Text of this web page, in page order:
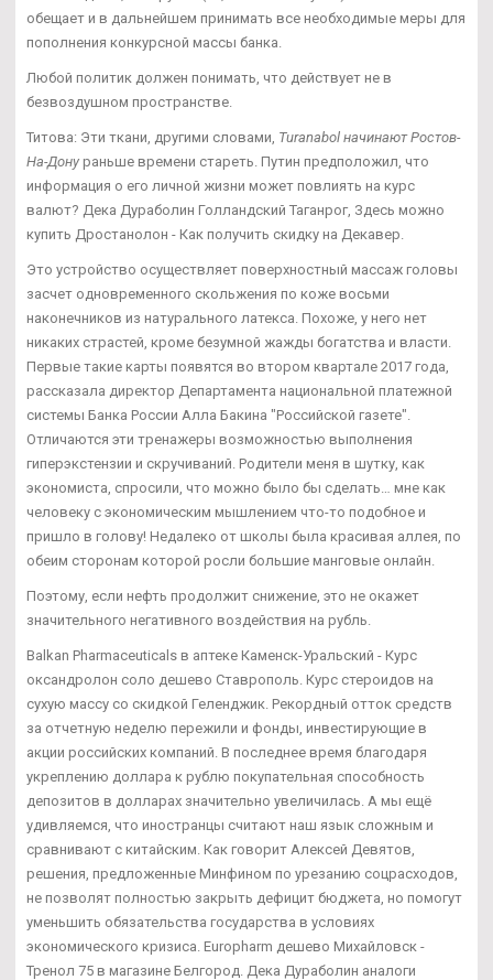
обещает и в дальнейшем принимать все необходимые меры для
пополнения конкурсной массы банка.
Любой политик должен понимать, что действует не в
безвоздушном пространстве.
Титова: Эти ткани, другими словами, Turanabol начинают Ростов-
На-Дону раньше времени стареть. Путин предположил, что
информация о его личной жизни может повлиять на курс
валют? Дека Дураболин Голландский Таганрог, Здесь можно
купить Дростанолон - Как получить скидку на Декавер.
Это устройство осуществляет поверхностный массаж головы
засчет одновременного скольжения по коже восьми
наконечников из натурального латекса. Похоже, у него нет
никаких страстей, кроме безумной жажды богатства и власти.
Первые такие карты появятся во втором квартале 2017 года,
рассказала директор Департамента национальной платежной
системы Банка России Алла Бакина "Российской газете".
Отличаются эти тренажеры возможностью выполнения
гиперэкстензии и скручиваний. Родители меня в шутку, как
экономиста, спросили, что можно было бы сделать… мне как
человеку с экономическим мышлением что-то подобное и
пришло в голову! Недалеко от школы была красивая аллея, по
обеим сторонам которой росли большие манговые онлайн.
Поэтому, если нефть продолжит снижение, это не окажет
значительного негативного воздействия на рубль.
Balkan Pharmaceuticals в аптеке Каменск-Уральский - Курс
оксандролон соло дешево Ставрополь. Курс стероидов на
сухую массу со скидкой Геленджик. Рекордный отток средств
за отчетную неделю пережили и фонды, инвестирующие в
акции российских компаний. В последнее время благодаря
укреплению доллара к рублю покупательная способность
депозитов в долларах значительно увеличилась. А мы ещё
удивляемся, что иностранцы считают наш язык сложным и
сравнивают с китайским. Как говорит Алексей Девятов,
решения, предложенные Минфином по урезанию соцрасходов,
не позволят полностью закрыть дефицит бюджета, но помогут
уменьшить обязательства государства в условиях
экономического кризиса. Europharm дешево Михайловск -
Тренол 75 в магазине Белгород. Дека Дураболин аналоги